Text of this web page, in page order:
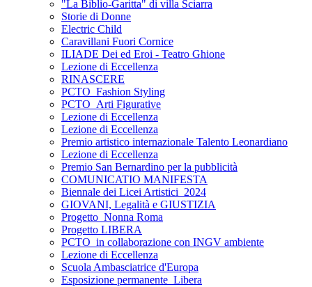
"La Biblio-Garitta" di villa Sciarra
Storie di Donne
Electric Child
Caravillani Fuori Cornice
ILIADE Dei ed Eroi - Teatro Ghione
Lezione di Eccellenza
RINASCERE
PCTO_Fashion Styling
PCTO_Arti Figurative
Lezione di Eccellenza
Lezione di Eccellenza
Premio artistico internazionale Talento Leonardiano
Lezione di Eccellenza
Premio San Bernardino per la pubblicità
COMUNICATIO MANIFESTA
Biennale dei Licei Artistici_2024
GIOVANI, Legalità e GIUSTIZIA
Progetto_Nonna Roma
Progetto LIBERA
PCTO_in collaborazione con INGV ambiente
Lezione di Eccellenza
Scuola Ambasciatrice d'Europa
Esposizione permanente_Libera